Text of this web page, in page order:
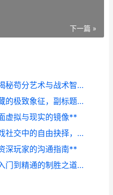
下一篇 »
和平精英钓鱼等级在哪，揭秘苟分艺术与战术智慧的副标题
**王者最贵皮肤，荣耀典藏的极致象征，副标题，虚拟奢华的巅峰与争议**
虚拟与现实的镜像**
**王者怎么退出小队，游戏社交中的自由抉择，副标题，从团队羁绊到个人空间的思考**
深玩家的沟通指南**
**王者荣耀攻略大全，从入门到精通的制胜之道**